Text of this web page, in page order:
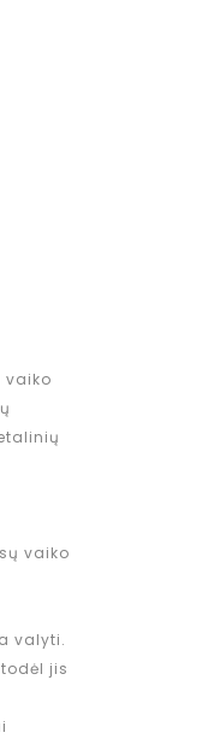
vaiko
vaiko
valyti.
jis